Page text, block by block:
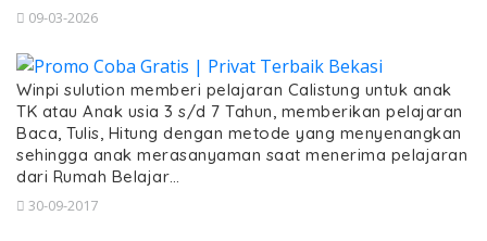
09-03-2026
Winpi sulution memberi pelajaran Calistung untuk anak
TK atau Anak usia 3 s/d 7 Tahun, memberikan pelajaran
Baca, Tulis, Hitung dengan metode yang menyenangkan
sehingga anak merasanyaman saat menerima pelajaran
dari Rumah Belajar…
30-09-2017